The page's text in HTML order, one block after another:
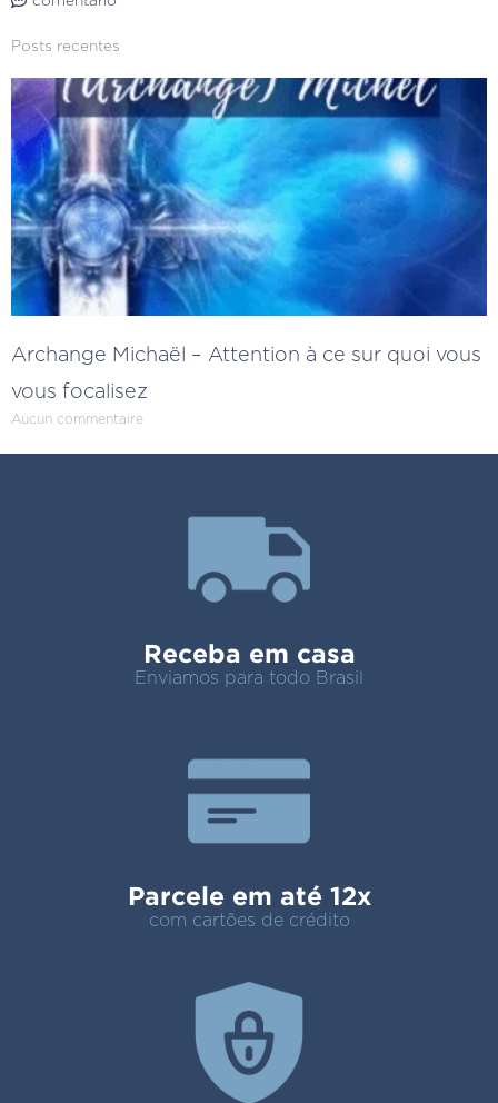
Posts recentes
Archange Michaël – Attention à ce sur quoi vous
vous focalisez
Aucun commentaire
Receba em casa
Enviamos para todo Brasil
Parcele em até 12x
com cartões de crédito